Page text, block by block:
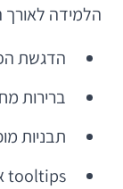
הלמידה לאורך
הדגשת
ברירות
תבניות